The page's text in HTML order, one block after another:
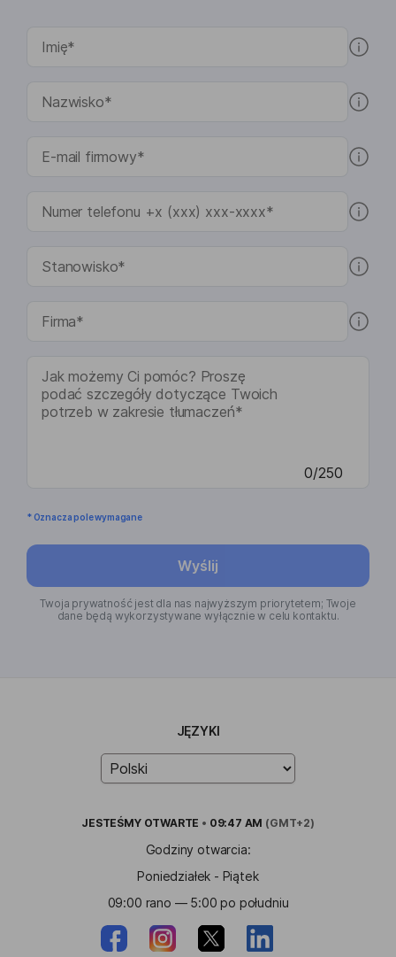
0/250
* Oznacza pole wymagane
Wyślij
Twoja prywatność jest dla nas najwyższym priorytetem; Twoje
dane będą wykorzystywane wyłącznie w celu kontaktu.
JĘZYKI
JESTEŚMY OTWARTE • 09:47 AM (GMT+2)
Godziny otwarcia:
Poniedziałek - Piątek
09:00 rano — 5:00 po południu